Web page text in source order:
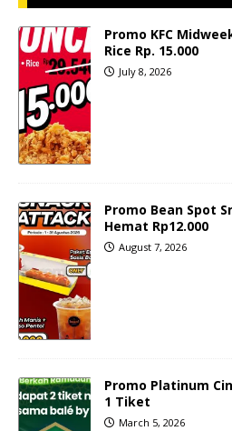
Promo KFC
Rice Rp. 15.000
July 8, 2026
Promo Bean Spot
Hemat Rp12.000
August 7, 2026
Promo Platinum
1 Tiket
March 5, 2026